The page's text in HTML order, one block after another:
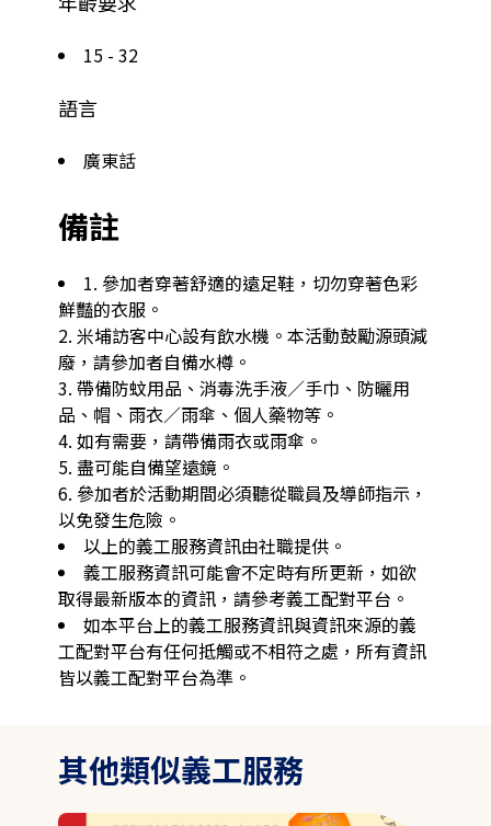
15 - 32
語言
廣東話
備註
1. 參加者穿著舒適的遠足鞋，切勿穿著色彩
鮮豔的衣服。
2. 米埔訪客中心設有飲水機。本活動鼓勵源頭減
廢，請參加者自備水樽。
3. 帶備防蚊用品、消毒洗手液／手巾、防曬用
品、帽、雨衣／雨傘、個人藥物等。
4. 如有需要，請帶備雨衣或雨傘。
5. 盡可能自備望遠鏡。
6. 參加者於活動期間必須聽從職員及導師指示，
以免發生危險。
以上的義工服務資訊由社職提供。
義工服務資訊可能會不定時有所更新，如欲
取得最新版本的資訊，請參考義工配對平台。
如本平台上的義工服務資訊與資訊來源的義
工配對平台有任何抵觸或不相符之處，所有資訊
皆以義工配對平台為準。
其他類似義工服務